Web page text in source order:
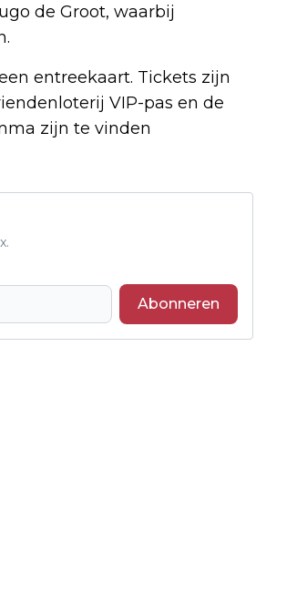
de Groot, waarbij
entreekaart. Tickets zijn
VIP-pas en de
zijn te vinden
Abonneren